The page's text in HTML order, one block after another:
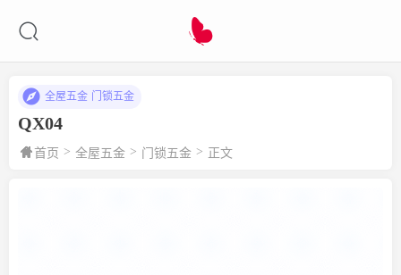
全屋五金 门锁五金
QX04
首页 > 全屋五金 > 门锁五金 > 正文